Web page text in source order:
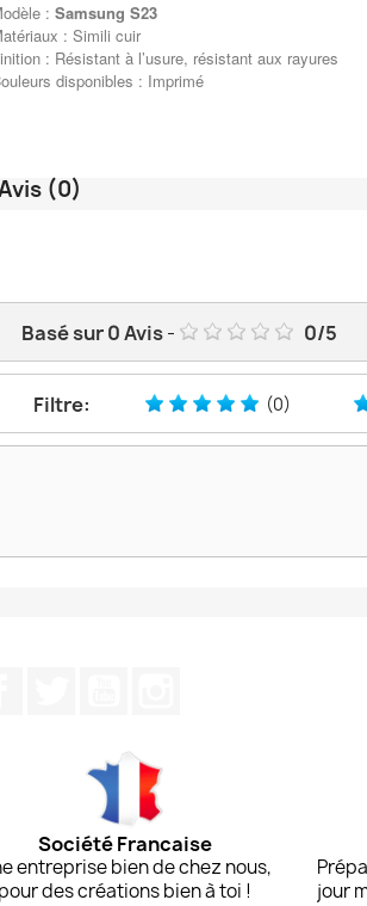
: Samsung S23
: Simili cuir
: Résistant à l’usure, résistant aux rayures
disponibles : Imprimé
(0)
Basé sur0Avis- 0/5
Filtre: (0)
Société Francaise
entreprise bien de chez nous,
pour des créations bien à toi !
jour